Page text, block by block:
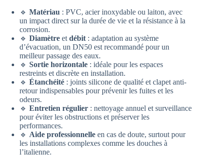
🔹 Matériau : PVC, acier inoxydable ou laiton, avec
un impact direct sur la durée de vie et la résistance à la
corrosion.
🔹 Diamètre et débit : adaptation au système
d’évacuation, un DN50 est recommandé pour un
meilleur passage des eaux.
🔹 Sortie horizontale : idéale pour les espaces
restreints et discrète en installation.
🔹 Étanchéité : joints silicone de qualité et clapet anti-
retour indispensables pour prévenir les fuites et les
odeurs.
🔹 Entretien régulier : nettoyage annuel et surveillance
pour éviter les obstructions et préserver les
performances.
🔹 Aide professionnelle en cas de doute, surtout pour
les installations complexes comme les douches à
l’italienne.